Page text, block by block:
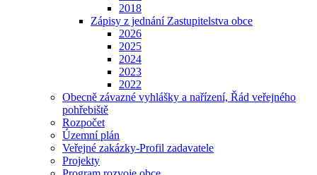
2018
Zápisy z jednání Zastupitelstva obce
2026
2025
2024
2023
2022
Obecně závazné vyhlášky a nařízení, Řád veřejného
pohřebiště
Rozpočet
Územní plán
Veřejné zakázky-Profil zadavatele
Projekty